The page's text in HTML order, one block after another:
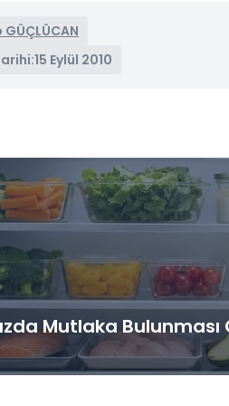
15 Eylül 2010
Mutlaka Bulunması